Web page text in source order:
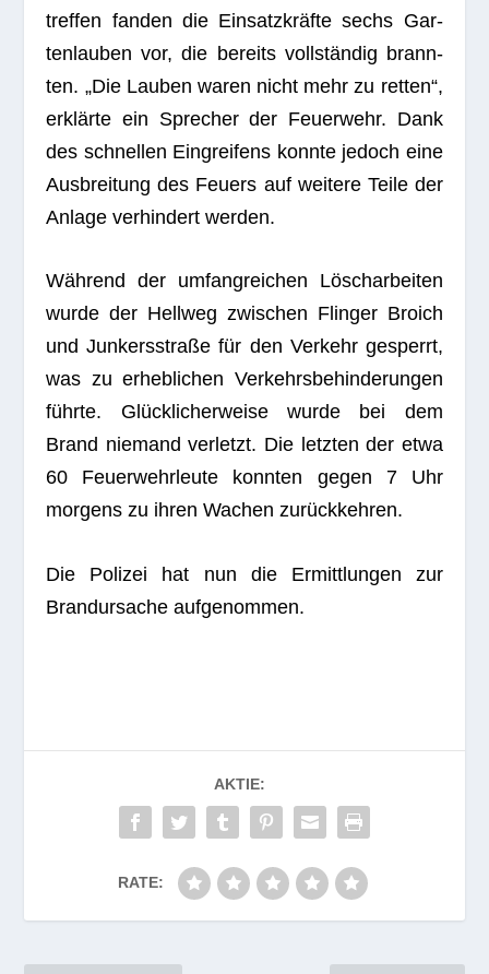
tref­fen fan­den die Ein­satz­kräfte sechs Gar­
ten­lau­ben vor, die bereits voll­stän­dig brann­
ten. „Die Lau­ben waren nicht mehr zu ret­ten“,
erklärte ein Spre­cher der Feu­er­wehr. Dank
des schnel­len Ein­grei­fens konnte jedoch eine
Aus­brei­tung des Feu­ers auf wei­tere Teile der
Anlage ver­hin­dert werden.
Wäh­rend der umfang­rei­chen Lösch­ar­bei­ten
wurde der Hell­weg zwi­schen Flin­ger Broich
und Jun­kers­straße für den Ver­kehr gesperrt,
was zu erheb­li­chen Ver­kehrs­be­hin­de­run­gen
führte. Glück­li­cher­weise wurde bei dem
Brand nie­mand ver­letzt. Die letz­ten der etwa
60 Feu­er­wehr­leute konn­ten gegen 7 Uhr
mor­gens zu ihren Wachen zurückkehren.
Die Poli­zei hat nun die Ermitt­lun­gen zur
Brand­ur­sa­che aufgenommen.
AKTIE:
RATE: